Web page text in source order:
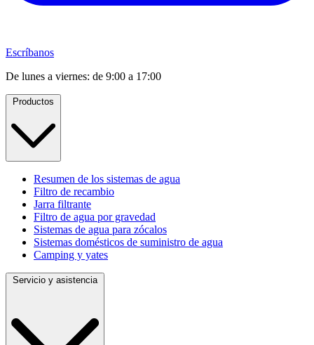
Escríbanos
De lunes a viernes: de 9:00 a 17:00
Productos
Resumen de los sistemas de agua
Filtro de recambio
Jarra filtrante
Filtro de agua por gravedad
Sistemas de agua para zócalos
Sistemas domésticos de suministro de agua
Camping y yates
Servicio y asistencia